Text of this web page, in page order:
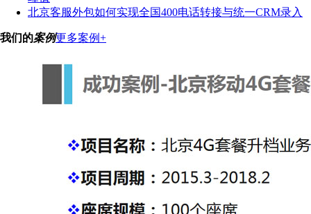
北京客服外包如何实现全国400电话转接与统一CRM录入
我们的案例更多案例+